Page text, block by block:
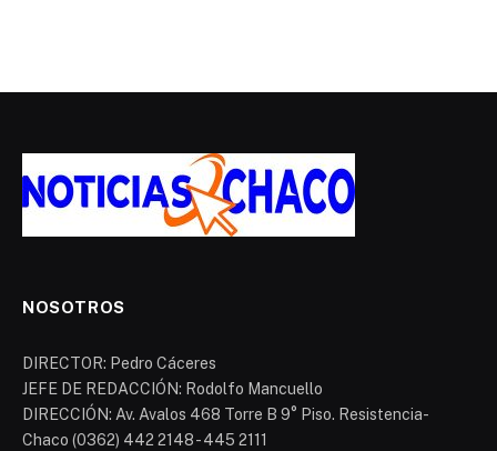
NOSOTROS
DIRECTOR: Pedro Cáceres
JEFE DE REDACCIÓN: Rodolfo Mancuello
DIRECCIÓN: Av. Avalos 468 Torre B 9° Piso. Resistencia-
Chaco (0362) 442 2148 - 445 2111